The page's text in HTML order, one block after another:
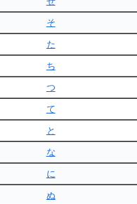
そ
た
ち
つ
て
と
な
に
ぬ